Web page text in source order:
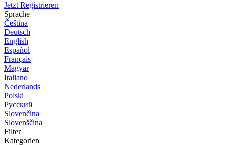
Jetzt Registrieren
Sprache
Čeština
Deutsch
English
Español
Français
Magyar
Italiano
Nederlands
Polski
Русский
Slovenčina
Slovenščina
Filter
Kategorien